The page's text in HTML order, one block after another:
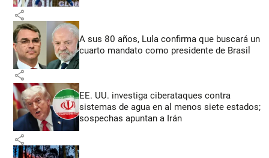
share
A sus 80 años, Lula confirma que buscará un
cuarto mandato como presidente de Brasil
share
EE. UU. investiga ciberataques contra
sistemas de agua en al menos siete estados;
sospechas apuntan a Irán
share